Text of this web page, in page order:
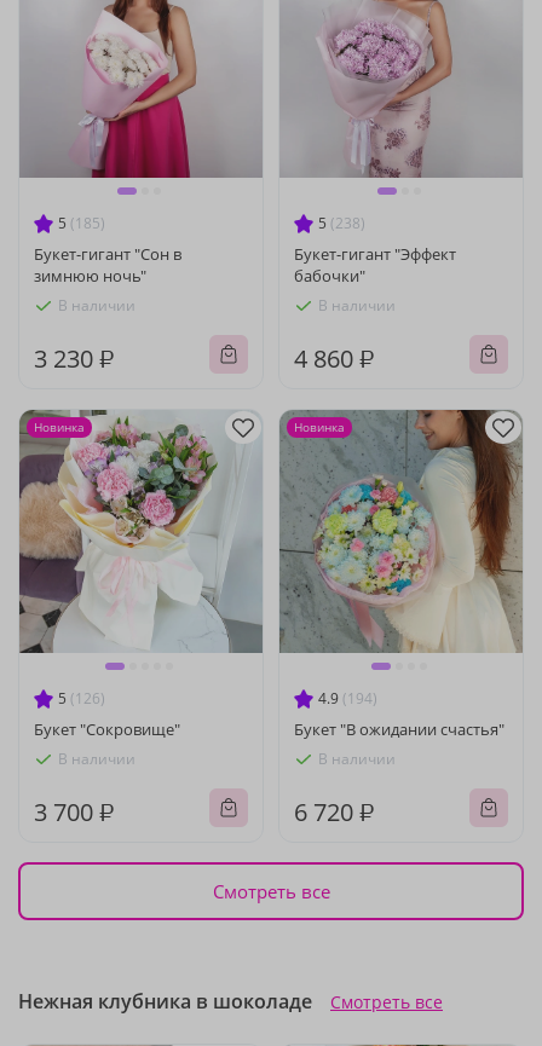
5 (185)
Букет-гигант "Сон в
зимнюю ночь"
В наличии
3 230 ₽
5 (238)
Букет-гигант "Эффект
бабочки"
В наличии
4 860 ₽
5 (126)
Букет "Сокровище"
В наличии
3 700 ₽
Новинка
4.9 (194)
Букет "В ожидании счастья"
В наличии
6 720 ₽
Новинка
Смотреть все
Нежная клубника в шоколаде Смотреть все